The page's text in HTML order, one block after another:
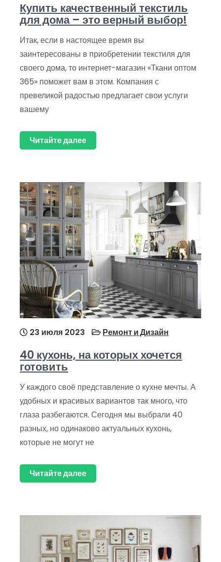
Купить качественный текстиль
для дома – это верный выбор!
Итак, если в настоящее время вы
заинтересованы в приобретении текстиля для
своего дома, то интернет-магазин «Ткани оптом
365» поможет вам в этом. Компания с
превеликой радостью предлагает свои услуги
вашему
Читайте далее
23 июля 2023 Ремонт и Дизайн
40 кухонь, на которых хочется
готовить
У каждого своё представление о кухне мечты. А
удобных и красивых вариантов так много, что
глаза разбегаются. Сегодня мы выбрали 40
разных, но одинаково актуальных кухонь,
которые не могут не
Читайте далее